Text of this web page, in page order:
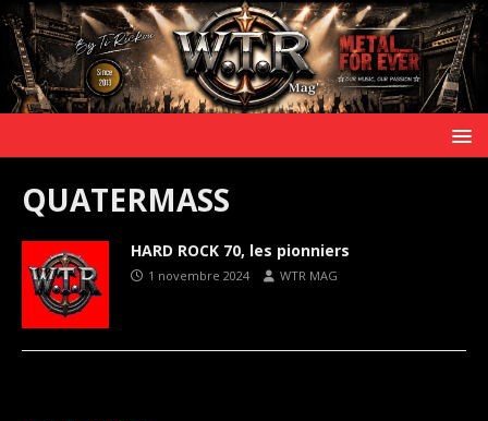
QUATERMASS
HARD ROCK 70, les pionniers
1 novembre 2024 WTR MAG